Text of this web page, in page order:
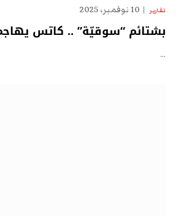
تقارير 10 نوفمبر، 2025
بشتائم “سوقيّة” .. كاتس
…